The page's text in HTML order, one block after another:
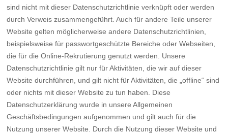
sind nicht mit dieser Datenschutzrichtlinie verknüpft oder werden
durch Verweis zusammengeführt. Auch für andere Teile unserer
Website gelten möglicherweise andere Datenschutzrichtlinien,
beispielsweise für passwortgeschützte Bereiche oder Webseiten,
die für die Online-Rekrutierung genutzt werden. Unsere
Datenschutzrichtlinie gilt nur für Aktivitäten, die wir auf dieser
Website durchführen, und gilt nicht für Aktivitäten, die „offline“ sind
oder nichts mit dieser Website zu tun haben. Diese
Datenschutzerklärung wurde in unsere Allgemeinen
Geschäftsbedingungen aufgenommen und gilt auch für die
Nutzung unserer Website. Durch die Nutzung dieser Website und